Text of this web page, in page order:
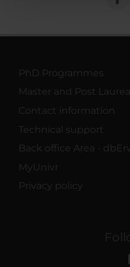
pubblicità e social media, i
raccolto dal tuo utilizzo dei
PhD Programmes
Master and Post
Contact information
Technical support
Back office Area -
MyUnivr
Privacy policy